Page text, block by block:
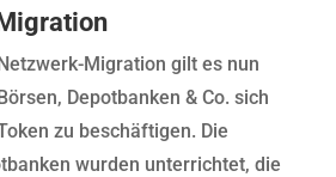
Migration gilt es nun
Depotbanken & Co. sich
zu beschäftigen. Die
wurden unterrichtet, die